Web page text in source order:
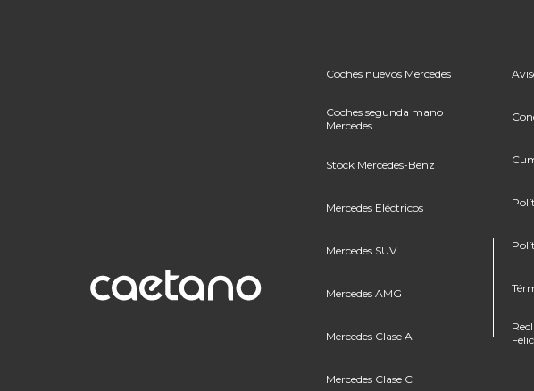
Coches nuevos Mercedes
Coches segunda mano
Mercedes
Stock Mercedes-Benz
Mercedes Eléctricos
Mercedes SUV
Mercedes AMG
Mercedes Clase A
Mercedes Clase C